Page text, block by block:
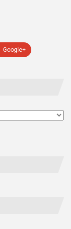
Google+